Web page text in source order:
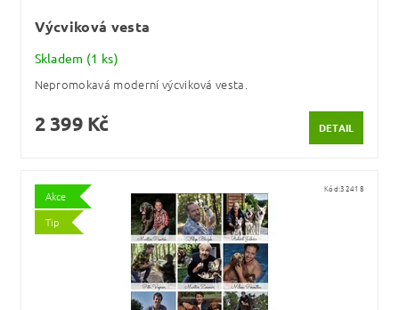
Výcviková vesta
Skladem (1 ks)
Nepromokavá moderní výcviková vesta.
2 399 Kč DETAIL
Akce
Tip
Kód:32418